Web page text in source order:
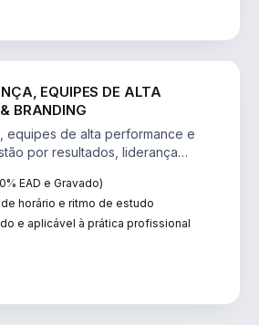
EQUIPES DE ALTA
BRANDING
equipes de alta performance e
por resultados, liderança
EAD e Gravado)
horário e ritmo de estudo
e aplicável à prática profissional